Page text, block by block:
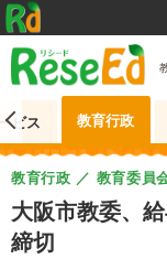
ビス 教育行政
大阪市教委、
締切
教育行政 教育委員